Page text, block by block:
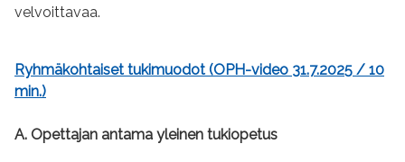
velvoittavaa.
Ryhmäkohtaiset tukimuodot (OPH-video 31.7.2025 / 10
min.)
A. Opettajan antama yleinen tukiopetus